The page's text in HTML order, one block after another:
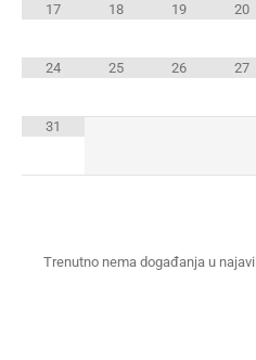
17 18 19 20
24 25 26 27
31
Trenutno nema događanja u najavi